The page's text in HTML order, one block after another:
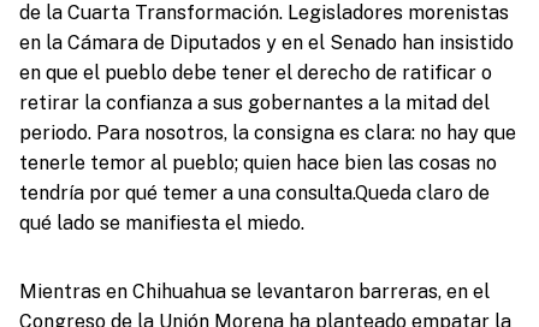
de la Cuarta Transformación. Legisladores morenistas
en la Cámara de Diputados y en el Senado han insistido
en que el pueblo debe tener el derecho de ratificar o
retirar la confianza a sus gobernantes a la mitad del
periodo. Para nosotros, la consigna es clara: no hay que
tenerle temor al pueblo; quien hace bien las cosas no
tendría por qué temer a una consulta.Queda claro de
qué lado se manifiesta el miedo.
Mientras en Chihuahua se levantaron barreras, en el
Congreso de la Unión Morena ha planteado empatar la